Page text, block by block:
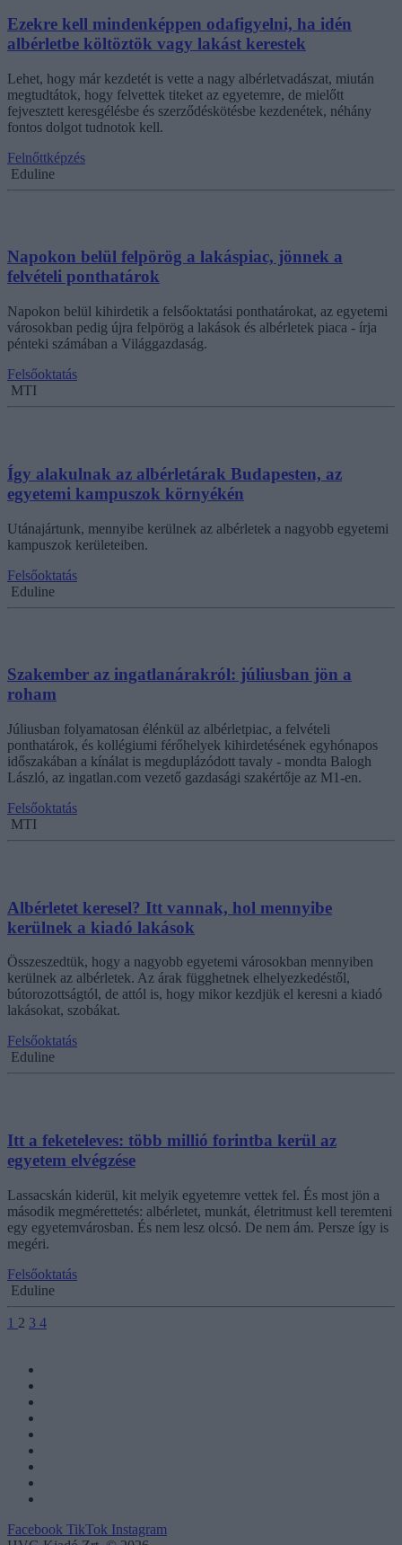
Ezekre kell mindenképpen odafigyelni, ha idén
albérletbe költöztök vagy lakást kerestek
Lehet, hogy már kezdetét is vette a nagy albérletvadászat, miután
megtudtátok, hogy felvettek titeket az egyetemre, de mielőtt
fejvesztett keresgélésbe és szerződéskötésbe kezdenétek, néhány
fontos dolgot tudnotok kell.
Felnőttképzés
Eduline
Napokon belül felpörög a lakáspiac, jönnek a
felvételi ponthatárok
Napokon belül kihirdetik a felsőoktatási ponthatárokat, az egyetemi
városokban pedig újra felpörög a lakások és albérletek piaca - írja
pénteki számában a Világgazdaság.
Felsőoktatás
MTI
Így alakulnak az albérletárak Budapesten, az
egyetemi kampuszok környékén
Utánajártunk, mennyibe kerülnek az albérletek a nagyobb egyetemi
kampuszok kerületeiben.
Felsőoktatás
Eduline
Szakember az ingatlanárakról: júliusban jön a
roham
Júliusban folyamatosan élénkül az albérletpiac, a felvételi
ponthatárok, és kollégiumi férőhelyek kihirdetésének egyhónapos
időszakában a kínálat is megduplázódott tavaly - mondta Balogh
László, az ingatlan.com vezető gazdasági szakértője az M1-en.
Felsőoktatás
MTI
Albérletet keresel? Itt vannak, hol mennyibe
kerülnek a kiadó lakások
Összeszedtük, hogy a nagyobb egyetemi városokban mennyiben
kerülnek az albérletek. Az árak függhetnek elhelyezkedéstől,
bútorozottságtól, de attól is, hogy mikor kezdjük el keresni a kiadó
lakásokat, szobákat.
Felsőoktatás
Eduline
Itt a feketeleves: több millió forintba kerül az
egyetem elvégzése
Lassacskán kiderül, kit melyik egyetemre vettek fel. És most jön a
második megmérettetés: albérletet, munkát, életritmust kell teremteni
egy egyetemvárosban. És nem lesz olcsó. De nem ám. Persze így is
megéri.
Felsőoktatás
Eduline
1 2 3 4
Facebook TikTok Instagram